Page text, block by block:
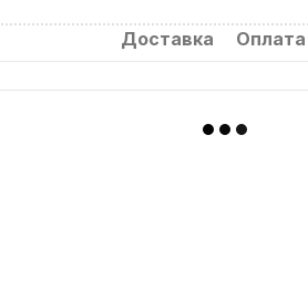
Доставка Оплата